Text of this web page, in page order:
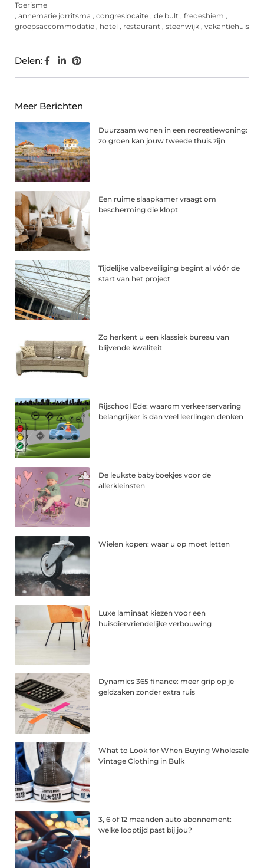
Toerisme
, annemarie jorritsma , congreslocaite , de bult , fredeshiem ,
groepsaccommodatie , hotel , restaurant , steenwijk , vakantiehuis
Delen:
Meer Berichten
Duurzaam wonen in een recreatiewoning:
zo groen kan jouw tweede thuis zijn
Een ruime slaapkamer vraagt om
bescherming die klopt
Tijdelijke valbeveiliging begint al vóór de
start van het project
Zo herkent u een klassiek bureau van
blijvende kwaliteit
Rijschool Ede: waarom verkeerservaring
belangrijker is dan veel leerlingen denken
De leukste babyboekjes voor de
allerkleinsten
Wielen kopen: waar u op moet letten
Luxe laminaat kiezen voor een
huisdiervriendelijke verbouwing
Dynamics 365 finance: meer grip op je
geldzaken zonder extra ruis
What to Look for When Buying Wholesale
Vintage Clothing in Bulk
3, 6 of 12 maanden auto abonnement:
welke looptijd past bij jou?